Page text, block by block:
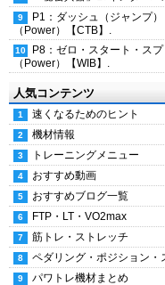
P1：ダッシュ（ジャンプ
（Power）【CTB】.
P8：ゼロ・スタート・ス
（Power）【WIB】.
人気コンテンツ
速くなるためのヒント
機材情報
トレーニングメニュー
おすすめ動画
おすすめブログ一覧
FTP・LT・VO2max
筋トレ・ストレッチ
ペダリング・ポジション・
パワトレ機材まとめ